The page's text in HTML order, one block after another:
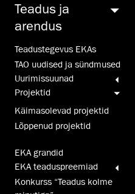
Teadus ja
arendus
Teadustegevus EKAs
TAO uudised ja sündmused
Uurimis­suunad
Projektid
Käimasolevad projektid
Lõppenud projektid
EKA grandid
EKA teaduspreemiad
Konkurss “Teadus kolme